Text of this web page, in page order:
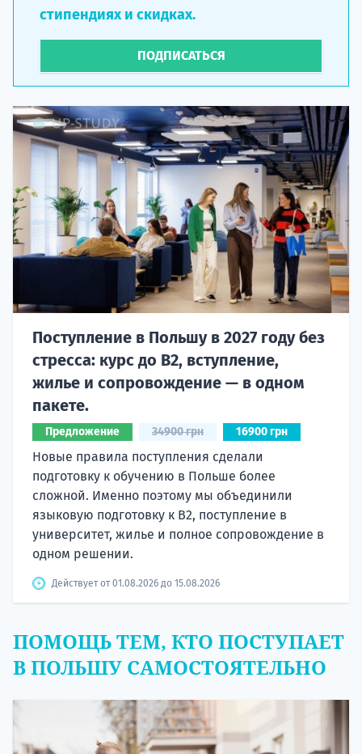
стипендиях и скидках.
ПОДПИСАТЬСЯ
Поступление в Польшу в 2027 году без
стресса: курс до B2, вступление,
жилье и сопровождение — в одном
пакете.
Предложение 34900 грн 16900 грн
Новые правила поступления сделали
подготовку к обучению в Польше более
сложной. Именно поэтому мы объединили
языковую подготовку к В2, поступление в
университет, жилье и полное сопровождение в
одном решении.
Действует от 01.08.2026 до 15.08.2026
ПОМОЩЬ ТЕМ, КТО ПОСТУПАЕТ
В ПОЛЬШУ САМОСТОЯТЕЛЬНО